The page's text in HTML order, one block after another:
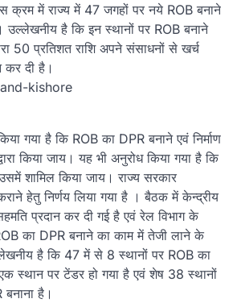
क्रम में राज्य में 47 जगहों पर नये ROB बनाने
उल्लेखनीय है कि इन स्थानों पर ROB बनाने
50 प्रतिशत राशि अपने संसाधनों से खर्च
कर दी है।
गया है कि ROB का DPR बनाने एवं निर्माण
किया जाय। यह भी अनुरोध किया गया है कि
शामिल किया जाय। राज्य सरकार
हेतु निर्णय लिया गया है । बैठक में केन्द्रीय
प्रदान कर दी गई है एवं रेल विभाग के
का DPR बनाने का काम में तेजी लाने के
है कि 47 में से 8 स्थानों पर ROB का
एक स्थान पर टेंडर हो गया है एवं शेष 38 स्थानों
बनाना है।